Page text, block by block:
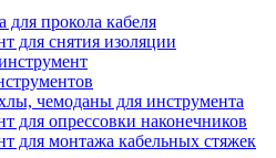
для прокола кабеля
для снятия изоляции
чемоданы для инструмента
для опрессовки наконечников
для монтажа кабельных стяжек